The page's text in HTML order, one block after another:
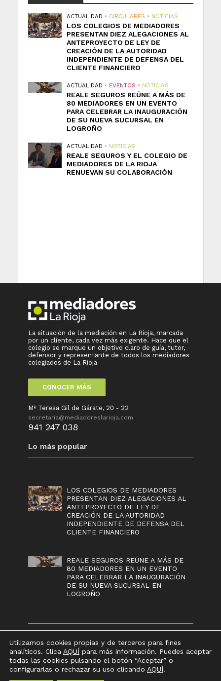
ACTUALIDAD • CIRCULARES • NOTICIAS
LOS COLEGIOS DE MEDIADORES
PRESENTAN DIEZ ALEGACIONES AL
ANTEPROYECTO DE LEY DE
CREACIÓN DE LA AUTORIDAD
INDEPENDIENTE DE DEFENSA DEL
CLIENTE FINANCIERO
ACTUALIDAD • EVENTOS • NOTICIAS
REALE SEGUROS REÚNE A MÁS DE
80 MEDIADORES EN UN EVENTO
PARA CELEBRAR LA INAUGURACIÓN
DE SU NUEVA SUCURSAL EN
LOGROÑO
ACTUALIDAD • NOTICIAS
REALE SEGUROS Y EL COLEGIO DE
MEDIADORES DE LA RIOJA
RENUEVAN SU COLABORACIÓN
La situación de la mediación en La Rioja, marcada
por un cliente, cada vez más exigente. Hace que el
colegio se marque un objetivo claro de guía, tutor,
defensor y representante de todos los mediadores
colegiados de La Rioja
CONOCER MÁS
Mª Teresa Gil de Gárate, 20 - 22
secretaria@mediadoreslarioja.com
941 247 038
Lo más popular
LOS COLEGIOS DE MEDIADORES
PRESENTAN DIEZ ALEGACIONES AL
ANTEPROYECTO DE LEY DE
CREACIÓN DE LA AUTORIDAD
INDEPENDIENTE DE DEFENSA DEL
CLIENTE FINANCIERO
REALE SEGUROS REÚNE A MÁS DE
80 MEDIADORES EN UN EVENTO
PARA CELEBRAR LA INAUGURACIÓN
DE SU NUEVA SUCURSAL EN
LOGROÑO
REALE SEGUROS REÚNE A MÁS DE
80 MEDIADORES EN UN EVENTO
PARA CELEBRAR LA INAUGURACIÓN
Utilizamos cookies propias y de terceros para fines
analíticos. Clica AQUÍ para más información. Puedes aceptar
todas las cookies pulsando el botón “Aceptar” o
configurarlas o rechazar su uso clicando AQUÍ.